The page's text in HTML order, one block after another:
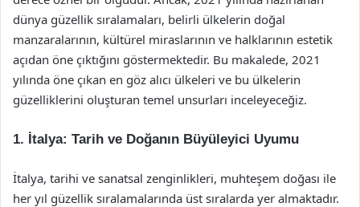
dünya güzellik sıralamaları, belirli ülkelerin doğal
manzaralarının, kültürel miraslarının ve halklarının estetik
açıdan öne çıktığını göstermektedir. Bu makalede, 2021
yılında öne çıkan en göz alıcı ülkeleri ve bu ülkelerin
güzelliklerini oluşturan temel unsurları inceleyeceğiz.
1. İtalya: Tarih ve Doğanın Büyüleyici Uyumu
İtalya, tarihi ve sanatsal zenginlikleri, muhteşem doğası ile
her yıl güzellik sıralamalarında üst sıralarda yer almaktadır.